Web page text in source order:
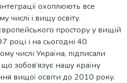
охоплюють все
числі і вищу освіту.
простору у вищій
році і на сьогодні 40
числі Україна, підписали
зобов’язує нашу країну
вищої освіти до 2010 року.